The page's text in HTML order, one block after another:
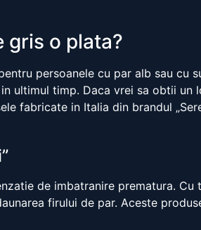
gris o plata?
persoanele cu par alb sau cu
ultimul timp. Daca vrei sa obtii
fabricate in Italia din brandul
de imbatranire prematura.
firului de par. Aceste